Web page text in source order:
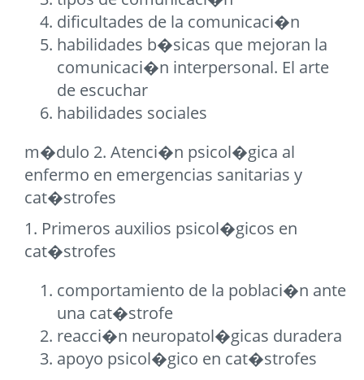
dificultades de la comunicaci�n
habilidades b�sicas que mejoran la
comunicaci�n interpersonal. El arte
de escuchar
habilidades sociales
m�dulo 2. Atenci�n psicol�gica al
enfermo en emergencias sanitarias y
cat�strofes
1. Primeros auxilios psicol�gicos en
cat�strofes
comportamiento de la poblaci�n ante
una cat�strofe
reacci�n neuropatol�gicas duradera
apoyo psicol�gico en cat�strofes